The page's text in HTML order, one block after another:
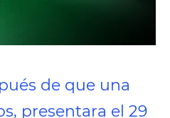
de que una
presentara el 29